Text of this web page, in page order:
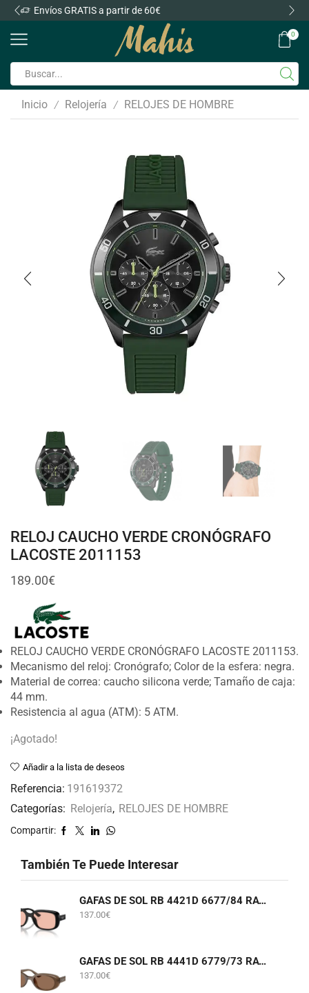
Envíos GRATIS a partir de 60€
0
Inicio / Relojería / RELOJES DE HOMBRE
RELOJ CAUCHO VERDE CRONÓGRAFO
LACOSTE 2011153
189.00€
RELOJ CAUCHO VERDE CRONÓGRAFO LACOSTE 2011153.
Mecanismo del reloj: Cronógrafo; Color de la esfera: negra.
Material de correa: caucho silicona verde; Tamaño de caja:
44 mm.
Resistencia al agua (ATM): 5 ATM.
¡Agotado!
Añadir a la lista de deseos
Referencia: 191619372
Categorías: Relojería, RELOJES DE HOMBRE
Compartir:
También Te Puede Interesar
GAFAS DE SOL RB 4421D 6677/84 RAY-BAN
137.00€
GAFAS DE SOL RB 4441D 6779/73 RAY-BAN
137.00€